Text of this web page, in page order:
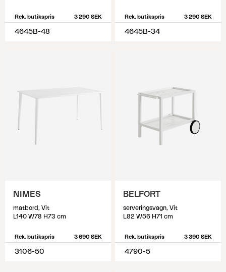
Rek. butikspris 3 290 SEK
4645B-48
Rek. butikspris 3 290 SEK
4645B-34
NIMES
matbord, Vit
L140 W78 H73 cm
Rek. butikspris 3 690 SEK
3106-50
BELFORT
serveringsvagn, Vit
L82 W56 H71 cm
Rek. butikspris 3 390 SEK
4790-5